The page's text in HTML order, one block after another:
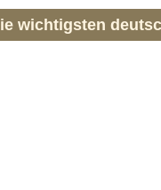
wichtigsten